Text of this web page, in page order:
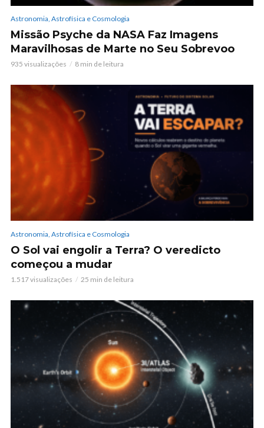
Astronomia, Astrofísica e Cosmologia
Missão Psyche da NASA Faz Imagens
Maravilhosas de Marte no Seu Sobrevoo
935 visualizações 8 min de leitura
Astronomia, Astrofísica e Cosmologia
O Sol vai engolir a Terra? O veredicto
começou a mudar
1.517 visualizações 25 min de leitura